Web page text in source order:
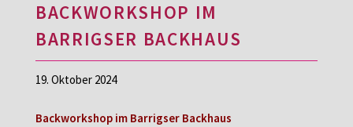
BACKWORKSHOP IM
BARRIGSER BACKHAUS
19. Oktober 2024
Backworkshop im Barrigser Backhaus